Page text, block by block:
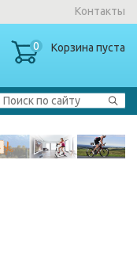
Контакты
0 Корзина пуста
▼